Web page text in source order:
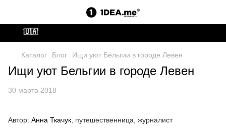
ВСУ🇺🇦
Каталог Блог Ищи уют Бельгии в городе Левен
Ищи уют Бельгии в городе Левен
30 марта 2018
Автор: Анна Ткачук , путешественница, журналист